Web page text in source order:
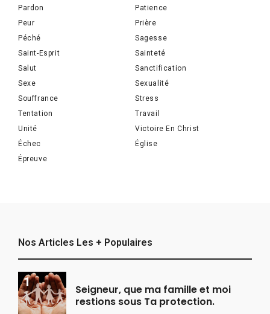
Pardon
Patience
Peur
Prière
Péché
Sagesse
Saint-Esprit
Sainteté
Salut
Sanctification
Sexe
Sexualité
Souffrance
Stress
Tentation
Travail
Unité
Victoire En Christ
Échec
Église
Épreuve
Nos Articles Les + Populaires
Seigneur, que ma famille et moi
restions sous Ta protection.